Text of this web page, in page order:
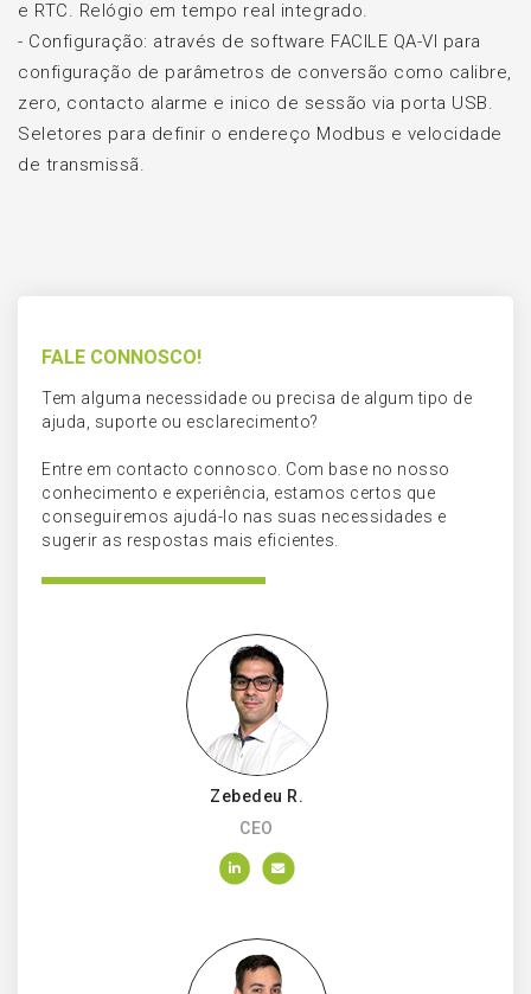
e RTC. Relógio em tempo real integrado.
- Configuração: através de software FACILE QA-VI para
configuração de parâmetros de conversão como calibre,
zero, contacto alarme e inico de sessão via porta USB.
Seletores para definir o endereço Modbus e velocidade
de transmissã.
FALE CONNOSCO!
Tem alguma necessidade ou precisa de algum tipo de
ajuda, suporte ou esclarecimento?
Entre em contacto connosco. Com base no nosso
conhecimento e experiência, estamos certos que
conseguiremos ajudá-lo nas suas necessidades e
sugerir as respostas mais eficientes.
Zebedeu R.
CEO